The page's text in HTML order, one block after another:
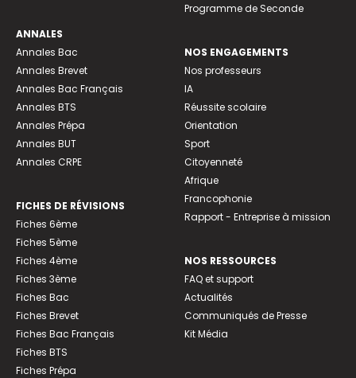
ANNALES
Annales Bac
Annales Brevet
Annales Bac Français
Annales BTS
Annales Prépa
Annales BUT
Annales CRPE
FICHES DE RÉVISIONS
Fiches 6ème
Fiches 5ème
Fiches 4ème
Fiches 3ème
Fiches Bac
Fiches Brevet
Fiches Bac Français
Fiches BTS
Fiches Prépa
Programme de Seconde
NOS ENGAGEMENTS
Nos professeurs
IA
Réussite scolaire
Orientation
Sport
Citoyenneté
Afrique
Francophonie
Rapport - Entreprise à mission
NOS RESSOURCES
FAQ et support
Actualités
Communiqués de Presse
Kit Média